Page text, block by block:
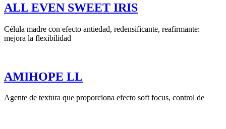
ALL EVEN SWEET IRIS
Célula madre con efecto antiedad, redensificante, reafirmante:
mejora la flexibilidad
AMIHOPE LL
Agente de textura que proporciona efecto soft focus, control de